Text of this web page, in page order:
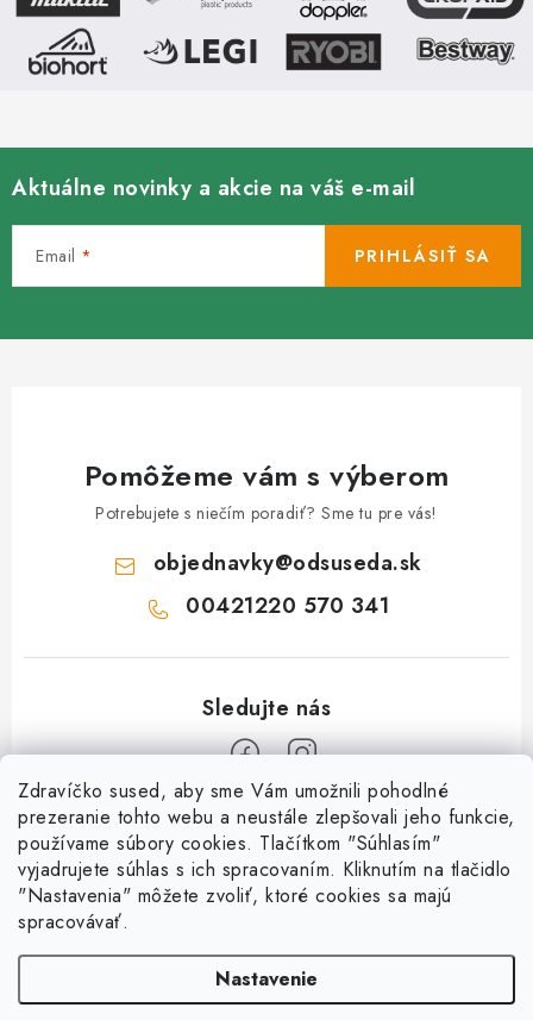
Zdravíčko sused, aby sme Vám umožnili pohodlné
prezeranie tohto webu a neustále zlepšovali jeho funkcie,
používame súbory cookies. Tlačítkom "Súhlasím"
vyjadrujete súhlas s ich spracovaním. Kliknutím na tlačidlo
"Nastavenia" môžete zvoliť, ktoré cookies sa majú
spracovávať.
Nastavenie
Aktuálne novinky a akcie na váš e-mail
Email PRIHLÁSIŤ SA
Pomôžeme vám s výberom
Potrebujete s niečím poradiť? Sme tu pre vás!
objednavky@odsuseda.sk
00421220 570 341
O nás
Kontakty
História a súčasnosť
Susedov blog
Všetko o nákupe
Dokumenty